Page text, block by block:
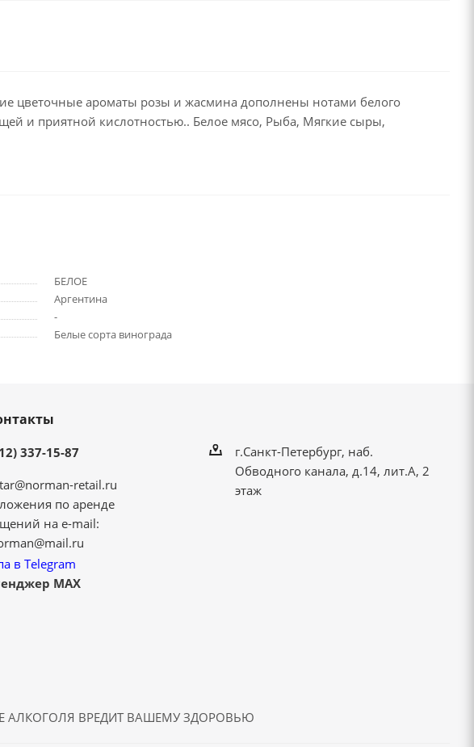
цветочные ароматы розы и жасмина дополнены нотами белого
и приятной кислотностью.. Белое мясо, Рыба, Мягкие сыры,
БЕЛОЕ
Аргентина
-
Белые сорта винограда
337-15-87
retail.ru
по аренде
на e-mail:
в Telegram
MAX
г.Санкт-Петербург, наб.
Обводного канала, д.14, лит.А, 2
этаж
АЛКОГОЛЯ ВРЕДИТ ВАШЕМУ ЗДОРОВЬЮ